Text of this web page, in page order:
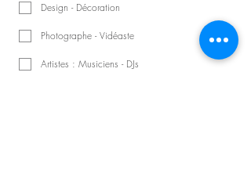
Design - Décoration
Photographe - Vidéaste
Artistes : Musiciens - DJs